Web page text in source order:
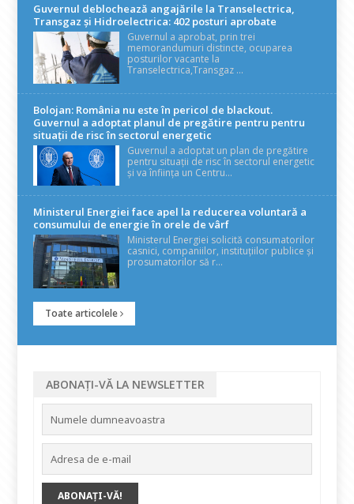
Guvernul deblochează angajările la Transelectrica,
Transgaz și Hidroelectrica: 402 posturi aprobate
Guvernul a aprobat, prin trei
memorandumuri distincte, ocuparea
posturilor vacante la
Transelectrica,Transgaz ...
Bolojan: România nu este în pericol de blackout.
Guvernul a adoptat planul de pregătire pentru pentru
situații de risc în sectorul energetic
Guvernul a adoptat un plan de pregătire
pentru situații de risc în sectorul energetic
și va înființa un Centru...
Ministerul Energiei face apel la reducerea voluntară a
consumului de energie în orele de vârf
Ministerul Energiei solicită consumatorilor
casnici, companiilor, instituțiilor publice și
prosumatorilor să r...
Toate articolele
ABONAȚI-VĂ LA NEWSLETTER